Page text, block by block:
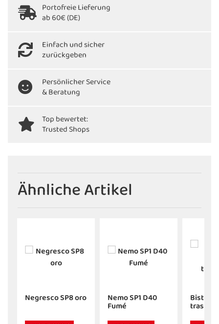
Portofreie Lieferung
ab 60€ (DE)
Einfach und sicher
zurückgeben
Persönlicher Service
& Beratung
Top bewertet:
Trusted Shops
Ähnliche Artikel
Negresco SP8 oro Nemo SP1 D40
Fumé
Bistro